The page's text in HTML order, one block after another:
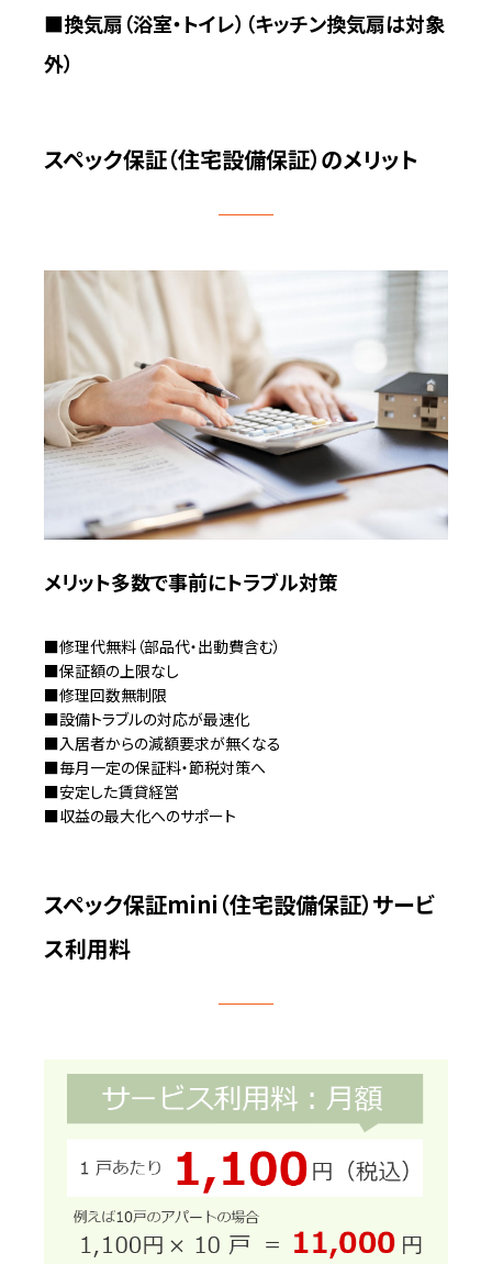
■換気扇（浴室・トイレ）（キッチン換気扇は対象
外）
スペック保証（住宅設備保証）のメリット
メリット多数で事前にトラブル対策
■修理代無料（部品代・出動費含む）
■保証額の上限なし
■修理回数無制限
■設備トラブルの対応が最速化
■入居者からの減額要求が無くなる
■毎月一定の保証料・節税対策へ
■安定した賃貸経営
■収益の最大化へのサポート
スペック保証mini（住宅設備保証）サービ
ス利用料